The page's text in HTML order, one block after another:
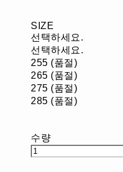
SIZE
선택하세요.
선택하세요.
255 (품절)
265 (품절)
275 (품절)
285 (품절)
수량